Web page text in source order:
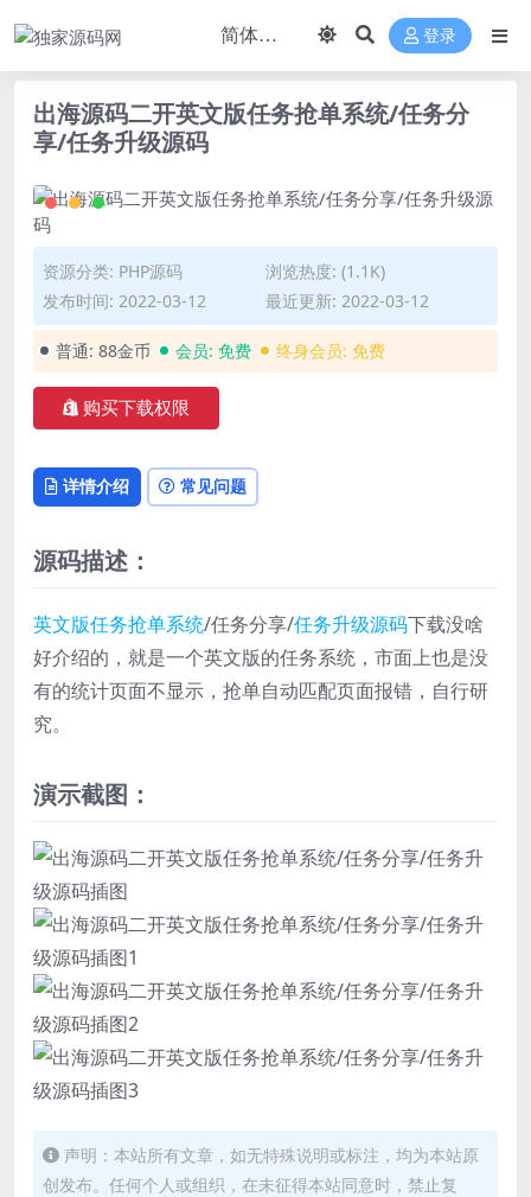
登录
出海源码二开英文版任务抢单系统/任务分
享/任务升级源码
资源分类: PHP源码
浏览热度: (1.1K)
发布时间: 2022-03-12
最近更新: 2022-03-12
普通: 88金币 会员: 免费 终身会员: 免费
购买下载权限
详情介绍 常见问题
源码描述：
英文版任务抢单系统/任务分享/任务升级源码下载没啥
好介绍的，就是一个英文版的任务系统，市面上也是没
有的统计页面不显示，抢单自动匹配页面报错，自行研
究。
演示截图：
声明：本站所有文章，如无特殊说明或标注，均为本站原
创发布。任何个人或组织，在未征得本站同意时，禁止复